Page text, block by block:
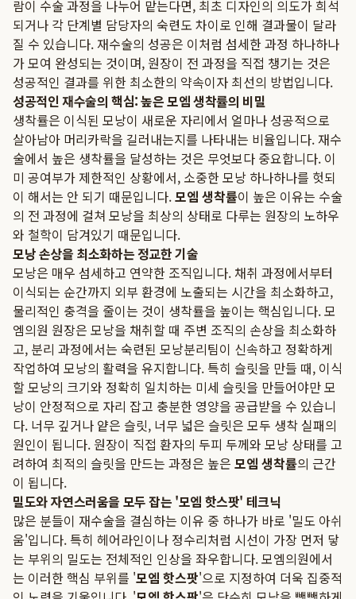
람이 수술 과정을 나누어 맡는다면, 최초 디자인의 의도가 희석
되거나 각 단계별 담당자의 숙련도 차이로 인해 결과물이 달라
질 수 있습니다. 재수술의 성공은 이처럼 섬세한 과정 하나하나
가 모여 완성되는 것이며, 원장이 전 과정을 직접 챙기는 것은
성공적인 결과를 위한 최소한의 약속이자 최선의 방법입니다.
성공적인 재수술의 핵심: 높은 모엠 생착률의 비밀
생착률은 이식된 모낭이 새로운 자리에서 얼마나 성공적으로
살아남아 머리카락을 길러내는지를 나타내는 비율입니다. 재수
술에서 높은 생착률을 달성하는 것은 무엇보다 중요합니다. 이
미 공여부가 제한적인 상황에서, 소중한 모낭 하나하나를 헛되
이 해서는 안 되기 때문입니다.모엠 생착률이 높은 이유는 수술
의 전 과정에 걸쳐 모낭을 최상의 상태로 다루는 원장의 노하우
와 철학이 담겨있기 때문입니다.
모낭 손상을 최소화하는 정교한 기술
모낭은 매우 섬세하고 연약한 조직입니다. 채취 과정에서부터
이식되는 순간까지 외부 환경에 노출되는 시간을 최소화하고,
물리적인 충격을 줄이는 것이 생착률을 높이는 핵심입니다. 모
엠의원 원장은 모낭을 채취할 때 주변 조직의 손상을 최소화하
고, 분리 과정에서는 숙련된 모낭분리팀이 신속하고 정확하게
작업하여 모낭의 활력을 유지합니다. 특히 슬릿을 만들 때, 이식
할 모낭의 크기와 정확히 일치하는 미세 슬릿을 만들어야만 모
낭이 안정적으로 자리 잡고 충분한 영양을 공급받을 수 있습니
다. 너무 깊거나 얕은 슬릿, 너무 넓은 슬릿은 모두 생착 실패의
원인이 됩니다. 원장이 직접 환자의 두피 두께와 모낭 상태를 고
려하여 최적의 슬릿을 만드는 과정은 높은 모엠 생착률의 근간
이 됩니다.
밀도와 자연스러움을 모두 잡는 '모엠 핫스팟' 테크닉
많은 분들이 재수술을 결심하는 이유 중 하나가 바로 '밀도 아쉬
움'입니다. 특히 헤어라인이나 정수리처럼 시선이 가장 먼저 닿
는 부위의 밀도는 전체적인 인상을 좌우합니다. 모엠의원에서
는 이러한 핵심 부위를 '모엠 핫스팟'으로 지정하여 더욱 집중적